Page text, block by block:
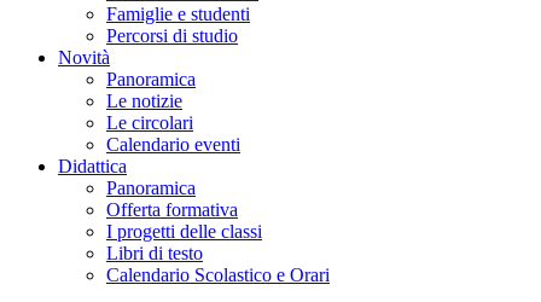
Famiglie e studenti
Percorsi di studio
Novità
Panoramica
Le notizie
Le circolari
Calendario eventi
Didattica
Panoramica
Offerta formativa
I progetti delle classi
Libri di testo
Calendario Scolastico e Orari